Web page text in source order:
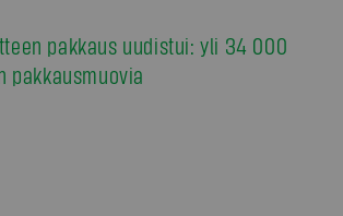
pakkaus uudistui: yli 34 000
pakkausmuovia